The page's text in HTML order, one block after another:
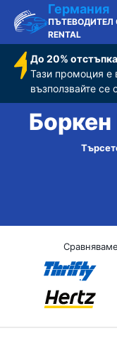
Германия
ПЪТЕВОДИТЕЛ
RENTAL
До 20%
Тази промоция е
възползвайте се